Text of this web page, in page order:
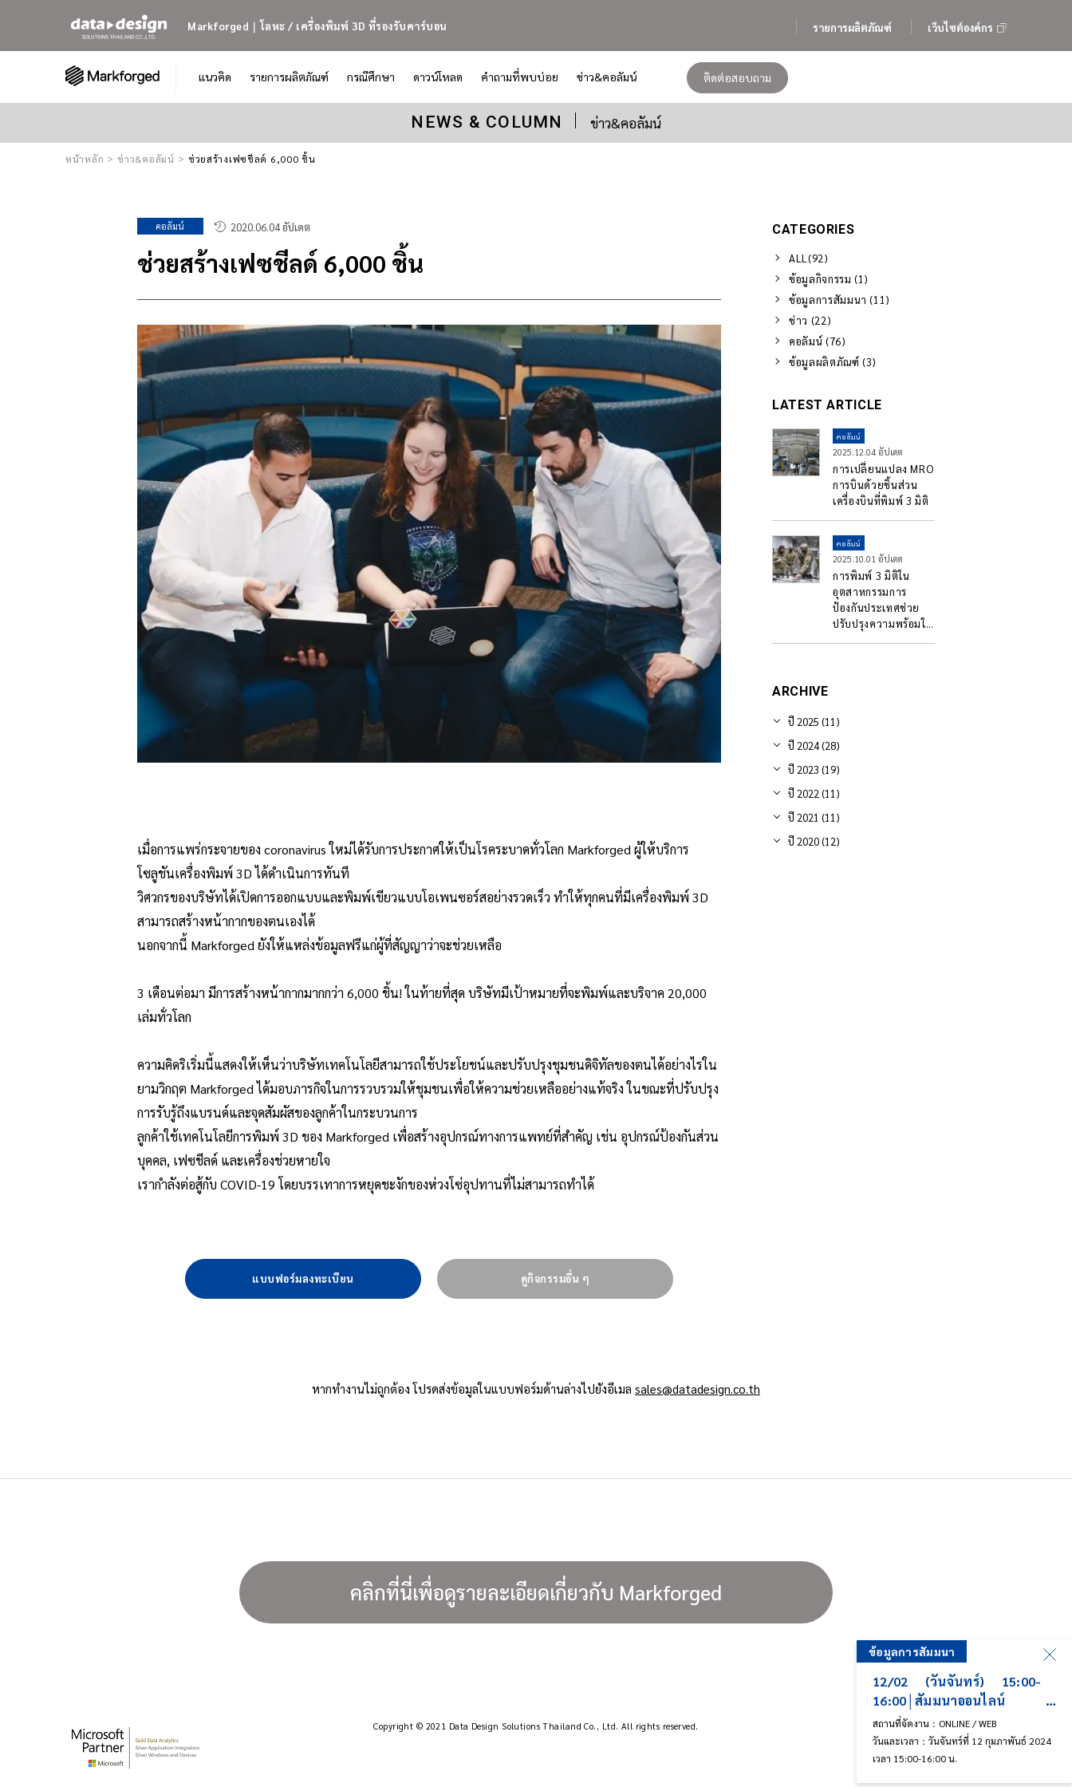
Markforged｜โลหะ / เครื่องพิมพ์ 3D ที่รองรับคาร์บอน รายการผลิตภัณฑ์ เว็บไซต์องค์กร
แนวคิด รายการผลิตภัณฑ์ กรณีศึกษา ดาวน์โหลด คำถามที่พบบ่อย ข่าว&คอลัมน์ ติดต่อสอบถาม
NEWS & COLUMN ข่าว&คอลัมน์
หน้าหลัก ข่าว&คอลัมน์ ช่วยสร้างเฟซชีลด์ 6,000 ชิ้น
คอลัมน์ 2020.06.04 อัปเดต
ช่วยสร้างเฟซชีลด์ 6,000 ชิ้น
เมื่อการแพร่กระจายของ coronavirus ใหม่ได้รับการประกาศให้เป็นโรคระบาดทั่วโลก Markforged ผู้ให้บริการ
โซลูชันเครื่องพิมพ์ 3D ได้ดำเนินการทันที
วิศวกรของบริษัทได้เปิดการออกแบบและพิมพ์เขียวแบบโอเพนซอร์สอย่างรวดเร็ว ทำให้ทุกคนที่มีเครื่องพิมพ์ 3D
สามารถสร้างหน้ากากของตนเองได้
นอกจากนี้ Markforged ยังให้แหล่งข้อมูลฟรีแก่ผู้ที่สัญญาว่าจะช่วยเหลือ
3 เดือนต่อมา มีการสร้างหน้ากากมากกว่า 6,000 ชิ้น! ในท้ายที่สุด บริษัทมีเป้าหมายที่จะพิมพ์และบริจาค 20,000
เล่มทั่วโลก
ความคิดริเริ่มนี้แสดงให้เห็นว่าบริษัทเทคโนโลยีสามารถใช้ประโยชน์และปรับปรุงชุมชนดิจิทัลของตนได้อย่างไรใน
ยามวิกฤต Markforged ได้มอบภารกิจในการรวบรวมให้ชุมชนเพื่อให้ความช่วยเหลืออย่างแท้จริง ในขณะที่ปรับปรุง
การรับรู้ถึงแบรนด์และจุดสัมผัสของลูกค้าในกระบวนการ
ลูกค้าใช้เทคโนโลยีการพิมพ์ 3D ของ Markforged เพื่อสร้างอุปกรณ์ทางการแพทย์ที่สำคัญ เช่น อุปกรณ์ป้องกันส่วน
บุคคล, เฟซชีลด์ และเครื่องช่วยหายใจ
เรากำลังต่อสู้กับ COVID-19 โดยบรรเทาการหยุดชะงักของห่วงโซ่อุปทานที่ไม่สามารถทำได้
แบบฟอร์มลงทะเบียน ดูกิจกรรมอื่น ๆ
CATEGORIES
ALL(92)
ข้อมูลกิจกรรม (1)
ข้อมูลการสัมมนา (11)
ข่าว (22)
คอลัมน์ (76)
ข้อมูลผลิตภัณฑ์ (3)
LATEST ARTICLE
คอลัมน์
2025.12.04 อัปเดต
การเปลี่ยนแปลง MRO
การบินด้วยชิ้นส่วน
เครื่องบินที่พิมพ์ 3 มิติ
คอลัมน์
2025.10.01 อัปเดต
การพิมพ์ 3 มิติใน
อุตสาหกรรมการ
ป้องกันประเทศช่วย
ปรับปรุงความพร้อมใน
ARCHIVE
ปี 2025 (11)
ปี 2024 (28)
ปี 2023 (19)
ปี 2022 (11)
ปี 2021 (11)
ปี 2020 (12)
หากทำงานไม่ถูกต้อง โปรดส่งข้อมูลในแบบฟอร์มด้านล่างไปยังอีเมล sales@datadesign.co.th
คลิกที่นี่เพื่อดูรายละเอียดเกี่ยวกับ Markforged
Copyright © 2021 Data Design Solutions Thailand Co., Ltd. All rights reserved.
Markforged
สถานที่จัดงาน：ONLINE / WEB
Markforged
สถานที่จัดงาน：ONLINE / WEB
ข้อมูลการสัมมนา
12/02 (วันจันทร์) 15:00-
16:00│สัมมนาออนไลน์
Markforged
สถานที่จัดงาน：ONLINE / WEB
วันและเวลา：วันจันทร์ที่ 12 กุมภาพันธ์ 2024
เวลา 15:00-16:00 น.